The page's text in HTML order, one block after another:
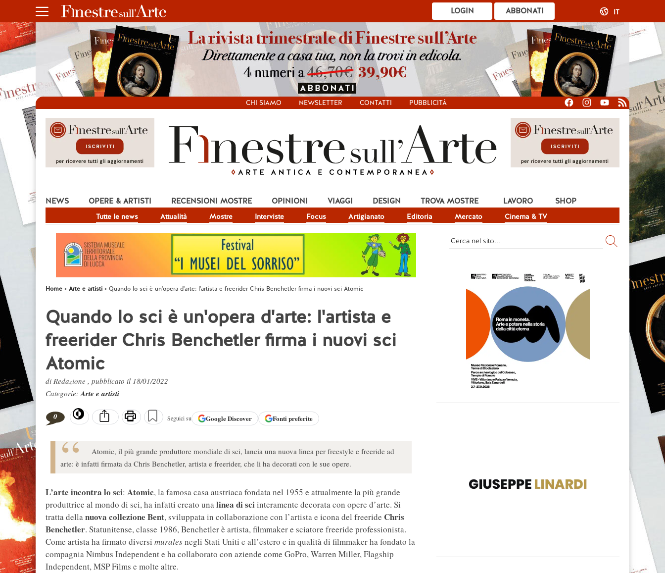
ABBONATI
LOGIN IT
CHI SIAMO NEWSLETTER CONTATTI PUBBLICITÀ
NEWS
Tutte le news Attualità Mostre Interviste Focus Artigianato Editoria Mercato Cinema & TV
OPERE & ARTISTI RECENSIONI MOSTRE OPINIONI VIAGGI DESIGN TROVA MOSTRE LAVORO SHOP
Home Arte e artisti Quando lo sci è un'opera d'arte: l'artista e freerider Chris Benchetler firma i nuovi sci Atomic
Quando lo sci è un'opera d'arte: l'artista e
freerider Chris Benchetler firma i nuovi sci
Atomic
di Redazione , pubblicato il 18/01/2022
Categorie:Arte e artisti
0 Seguici su GoogleDiscover Fonti preferite
Atomic, il più grande produttore mondiale di sci, lancia una nuova linea per freestyle e freeride ad
arte: è infatti firmata da Chris Benchetler, artista e freerider, che li ha decorati con le sue opere.
L’arte incontra lo sci: Atomic, la famosa casa austriaca fondata nel 1955 e attualmente la più grande
produttrice al mondo di sci, ha infatti creato unalinea di sciinteramente decorata con opere d’arte. Si
tratta dellanuova collezione Bent, sviluppata in collaborazione con l’artista e icona del freeride Chris
Benchetler. Statunitense, classe 1986, Benchetler è artista, filmmaker e sciatore freeride professionista.
Come artista ha firmato diversi muralesnegli Stati Uniti e all’estero e in qualità di filmmaker ha fondato la
compagnia Nimbus Independent e ha collaborato con aziende come GoPro, Warren Miller, Flagship
Independent, MSP Films e molte altre.